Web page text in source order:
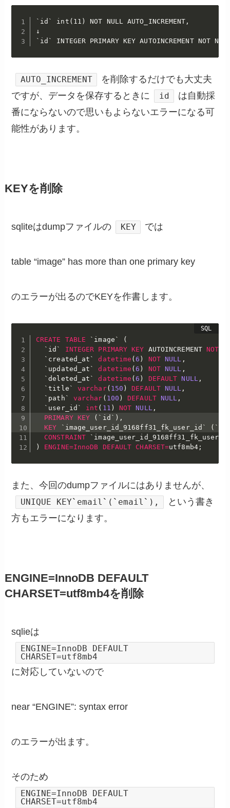
`id` int(11) NOT NULL AUTO_INCREMENT,
↓
`id` INTEGER PRIMARY KEY AUTOINCREMENT NOT
AUTO_INCREMENT
を削除するだけでも大丈夫
ですが、データを保存するときに
id
は自動採
番にならないので思いもよらないエラーになる可
能性があります。
KEYを削除
sqliteはdumpファイルの KEY では
table “image” has more than one primary key
のエラーが出るのでKEYを作書します。
CREATE TABLE ` image `
(
` id ` INTEGER PRIMARY KEY AUTOINCREMENT NOT
` created_at ` datetime (6 ) NOT NULL ,
` updated_at ` datetime (6 ) NOT NULL ,
`deleted_at ` datetime (6 ) DEFAULT NULL,
`title ` varchar( 150 ) DEFAULT NULL ,
` path ` varchar ( 100 ) DEFAULT NULL ,
` user_id ` int ( 11 ) NOT NULL,
PRIMARY KEY ( ` id ` ) ,
KEY
` image_user_id_9168ff31_fk_user_id ` ( `
CONSTRAINT
`
)
ENGINE=InnoDB DEFAULT CHARSET=utf8mb4;
また、今回のdumpファイルにはありませんが、
UNIQUE KEY ` email ` ( ` email ` ),
という書き
方もエラーになります。
ENGINE=InnoDB DEFAULT
CHARSET=utf8mb4を削除
sqlieは
ENGINE=InnoDB DEFAULT
CHARSET=utf8mb4
に対応していないので
near “ENGINE”: syntax error
のエラーが出ます。
そのため
ENGINE=InnoDB DEFAULT
CHARSET=utf8mb4